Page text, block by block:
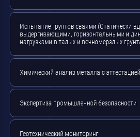
Испытание грунтов сваями (Статически
выдергивающими, горизонтальными и
нагрузками в талых и вечномерзлых
Химический анализ металла с
Экспертиза промышленной безопасности
Геотехнический мониторинг